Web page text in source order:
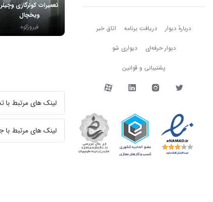
دربارهٔ دیوار دربارهٔ دیوار دریافت برنامه اتاق خبر
دیوار حرفه‌ای دیواری شو
پشتیبانی و قوانین
دیوار در شبکه‌های
تعمیرات کولرگازی وچیلر
ویخچال
فیروزکوه
لینک های مرتبط
لینک های مرتبط